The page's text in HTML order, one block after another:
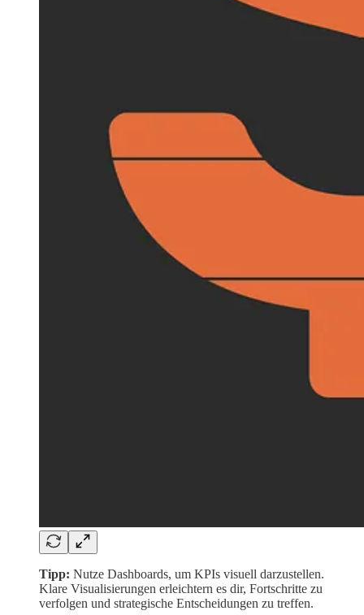
Tipp: Nutze Dashboards, um KPIs visuell darzustellen.
Klare Visualisierungen erleichtern es dir, Fortschritte zu
verfolgen und strategische Entscheidungen zu treffen.